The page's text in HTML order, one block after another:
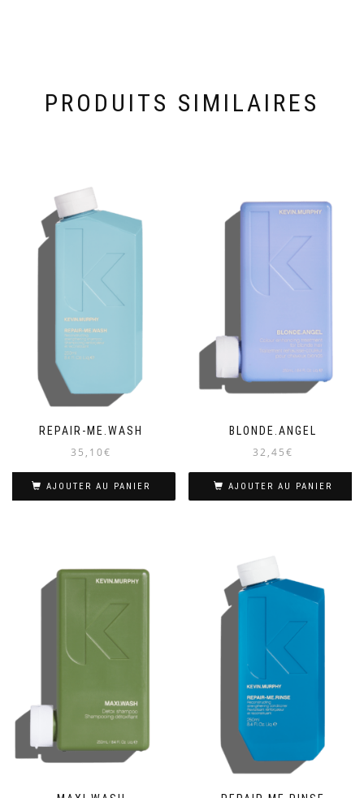
PRODUITS SIMILAIRES
REPAIR-ME.WASH
35,10€
AJOUTER AU PANIER
BLONDE.ANGEL
32,45€
AJOUTER AU PANIER